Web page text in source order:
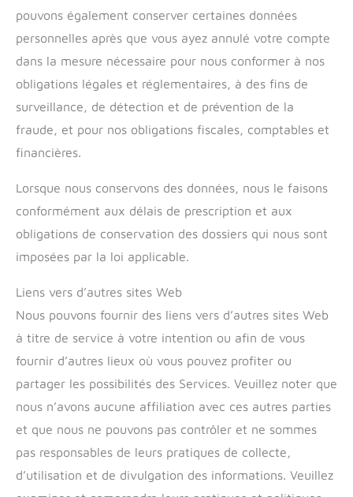
pouvons également conserver certaines données
personnelles après que vous ayez annulé votre compte
dans la mesure nécessaire pour nous conformer à nos
obligations légales et réglementaires, à des fins de
surveillance, de détection et de prévention de la
fraude, et pour nos obligations fiscales, comptables et
financières.
Lorsque nous conservons des données, nous le faisons
conformément aux délais de prescription et aux
obligations de conservation des dossiers qui nous sont
imposées par la loi applicable.
Liens vers d’autres sites Web
Nous pouvons fournir des liens vers d’autres sites Web
à titre de service à votre intention ou afin de vous
fournir d’autres lieux où vous pouvez profiter ou
partager les possibilités des Services. Veuillez noter que
nous n’avons aucune affiliation avec ces autres parties
et que nous ne pouvons pas contrôler et ne sommes
pas responsables de leurs pratiques de collecte,
d’utilisation et de divulgation des informations. Veuillez